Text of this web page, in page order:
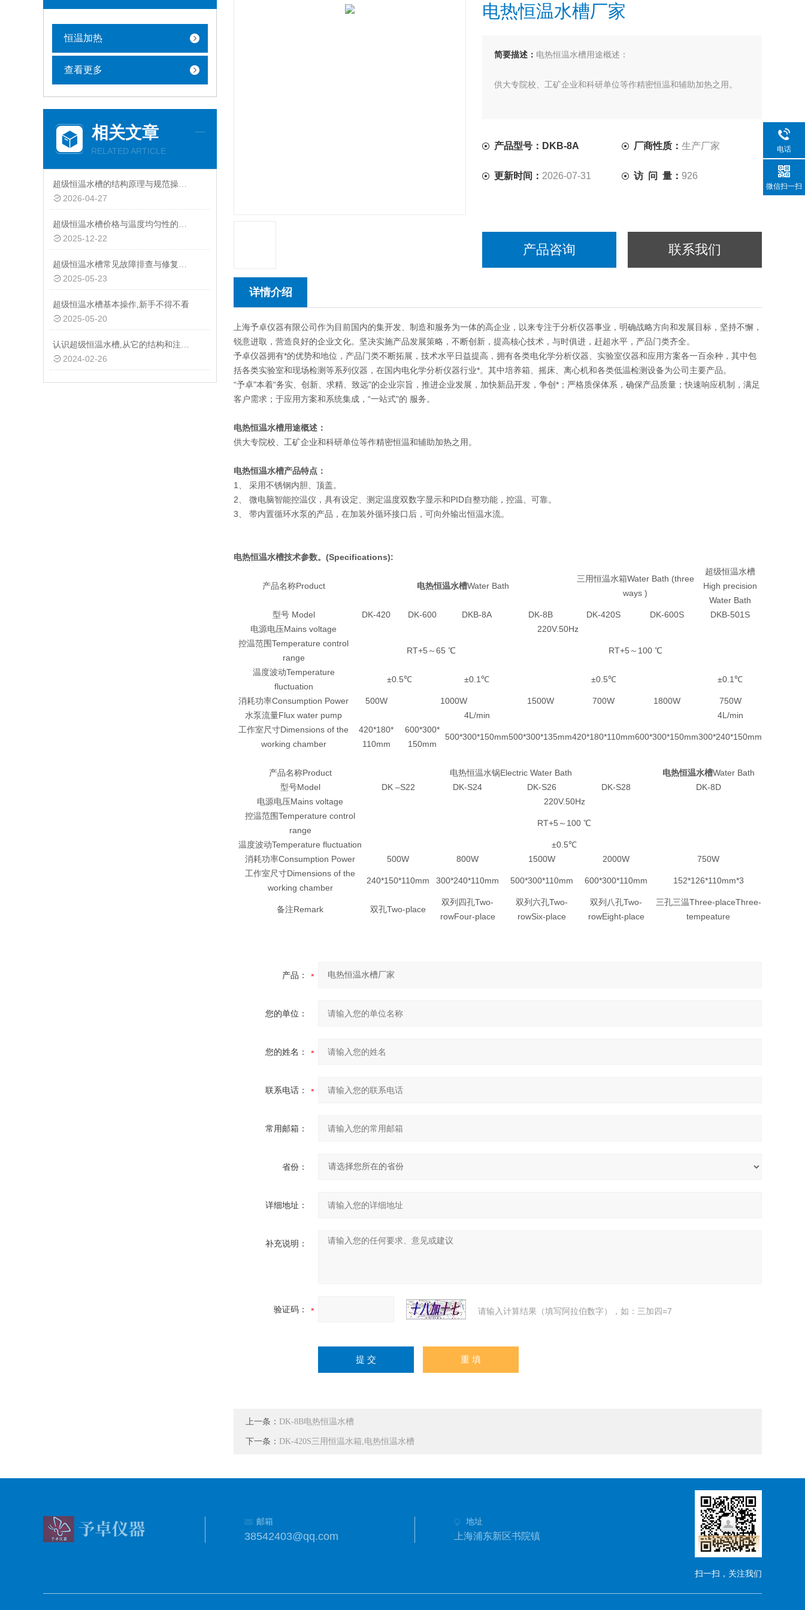
恒温加热
查看更多
相关文章
RELATED ARTICLE
超级恒温水槽的结构原理与规范操作维护指南
2026-04-27
超级恒温水槽价格与温度均匀性的关系：精准控温的成本体现
2025-12-22
超级恒温水槽常见故障排查与修复指南
2025-05-23
超级恒温水槽基本操作,新手不得不看
2025-05-20
认识超级恒温水槽,从它的结构和注意事项开始
2024-02-26
电热恒温水槽厂家
简要描述： 电热恒温水槽用途概述：
供大专院校、工矿企业和科研单位等作精密恒温和辅助加热之用。
产品型号：DKB-8A 厂商性质：生产厂家
更新时间： 2026-07-31 访 问 量： 926
产品咨询 联系我们
详情介绍
上海予卓仪器有限公司作为目前国内的集开发、制造和服务为一体的高企业，以来专注于分析仪器事业，明确战略方向和发展目标，坚持不懈，
锐意进取，营造良好的企业文化。坚决实施产品发展策略，不断创新，提高核心技术，与时俱进，赶超水平，产品门类齐全。
予卓仪器拥有*的优势和地位，产品门类不断拓展，技术水平日益提高，拥有各类电化学分析仪器、实验室仪器和应用方案各一百余种，其中包
括各类实验室和现场检测等系列仪器，在国内电化学分析仪器行业*。其中培养箱、摇床、离心机和各类低温检测设备为公司主要产品。
“予卓"本着“务实、创新、求精、致远"的企业宗旨，推进企业发展，加快新品开发，争创*；严格质保体系，确保产品质量；快速响应机制，满足
客户需求；于应用方案和系统集成，“一站式"的 服务。
电热恒温水槽用途概述：
供大专院校、工矿企业和科研单位等作精密恒温和辅助加热之用。
电热恒温水槽产品特点：
1、 采用不锈钢内胆、顶盖。
2、 微电脑智能控温仪，具有设定、测定温度双数字显示和PID自整功能，控温、可靠。
3、 带内置循环水泵的产品，在加装外循环接口后，可向外输出恒温水流。
电热恒温水槽技术参数。(Specifications):
产品名称Product 电热恒温水槽Water Bath
三用恒温水箱Water Bath (three
ways )
超级恒温水槽
High precision
Water Bath
型号 Model
DK-420 DK-600 DKB-8A DK-8B DK-420S DK-600S
DKB-501S
电源电压Mains voltage
220V.50Hz
控温范围Temperature control
range
RT+5～65 ℃ RT+5～100 ℃
温度波动Temperature
fluctuation
±0.5℃ ±0.1℃ ±0.5℃ ±0.1℃
消耗功率Consumption Power 500W 1000W 1500W 700W 1800W
750W
水泵流量Flux water pump
4L/min
4L/min
工作室尺寸Dimensions of the
working chamber
420*180*
110mm
600*300*
150mm
500*300*150mm500*300*135mm420*180*110mm600*300*150mm300*240*150mm
产品名称Product 电热恒温水锅Electric Water Bath 电热恒温水槽Water Bath
型号Model
DK –S22 DK-S24 DK-S26 DK-S28
DK-8D
电源电压Mains voltage
220V.50Hz
控温范围Temperature control
range
RT+5～100 ℃
温度波动Temperature fluctuation
±0.5℃
消耗功率Consumption Power
500W 800W 1500W 2000W
750W
工作室尺寸Dimensions of the
working chamber
240*150*110mm 300*240*110mm 500*300*110mm 600*300*110mm 152*126*110mm*3
备注Remark 双孔Two-place
双列四孔Two-
rowFour-place
双列六孔Two-
rowSix-place
双列八孔Two-
rowEight-place
三孔三温Three-placeThree-
tempeature
产品：
您的单位：
您的姓名：
联系电话：
常用邮箱：
省份：
详细地址：
补充说明：
验证码： 请输入计算结果（填写阿拉伯数字），如：三加四=7
上一条： DK-8B电热恒温水槽
下一条： DK-420S三用恒温水箱,电热恒温水槽
邮箱
38542403@qq.com
地址
上海浦东新区书院镇
扫一扫，关注我们
电话
微信扫一扫